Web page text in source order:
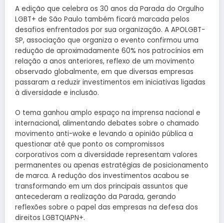
A edição que celebra os 30 anos da Parada do Orgulho
LGBT+ de São Paulo também ficará marcada pelos
desafios enfrentados por sua organização. A APOLGBT-
SP, associação que organiza o evento confirmou uma
redução de aproximadamente 60% nos patrocínios em
relação a anos anteriores, reflexo de um movimento
observado globalmente, em que diversas empresas
passaram a reduzir investimentos em iniciativas ligadas
à diversidade e inclusão.
O tema ganhou amplo espaço na imprensa nacional e
internacional, alimentando debates sobre o chamado
movimento anti-woke e levando a opinião pública a
questionar até que ponto os compromissos
corporativos com a diversidade representam valores
permanentes ou apenas estratégias de posicionamento
de marca. A redução dos investimentos acabou se
transformando em um dos principais assuntos que
antecederam a realização da Parada, gerando
reflexões sobre o papel das empresas na defesa dos
direitos LGBTQIAPN+.